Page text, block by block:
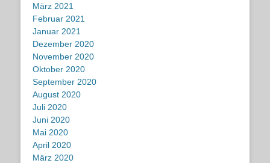
März 2021
Februar 2021
Januar 2021
Dezember 2020
November 2020
Oktober 2020
September 2020
August 2020
Juli 2020
Juni 2020
Mai 2020
April 2020
März 2020